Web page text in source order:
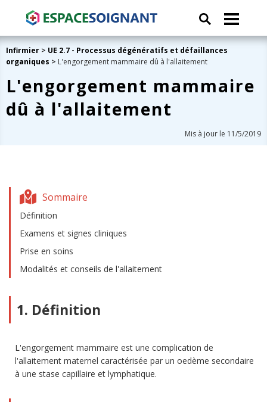
Infirmier > UE 2.7 - Processus dégénératifs et défaillances
organiques > L'engorgement mammaire dû à l'allaitement
L'engorgement mammaire
dû à l'allaitement
Mis à jour le 11/5/2019
Sommaire
Définition
Examens et signes cliniques
Prise en soins
Modalités et conseils de l'allaitement
1. Définition
L'engorgement mammaire est une complication de
l'allaitement maternel caractérisée par un oedème secondaire
à une stase capillaire et lymphatique.